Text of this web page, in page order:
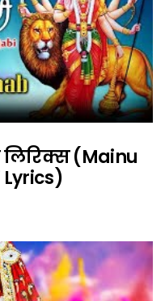
(Mainu
Lyrics)